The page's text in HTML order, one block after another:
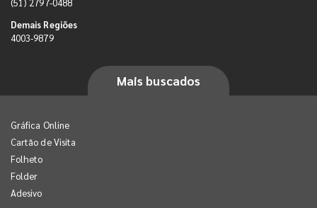
Demais Regiões
4003-9879
Mais buscados
Gráfica Online
Cartão de Visita
Folheto
Folder
Adesivo